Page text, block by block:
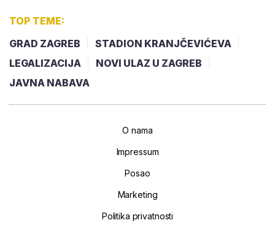
TOP TEME:
GRAD ZAGREB
STADION KRANJČEVIĆEVA
LEGALIZACIJA
NOVI ULAZ U ZAGREB
JAVNA NABAVA
O nama
Impressum
Posao
Marketing
Politika privatnosti